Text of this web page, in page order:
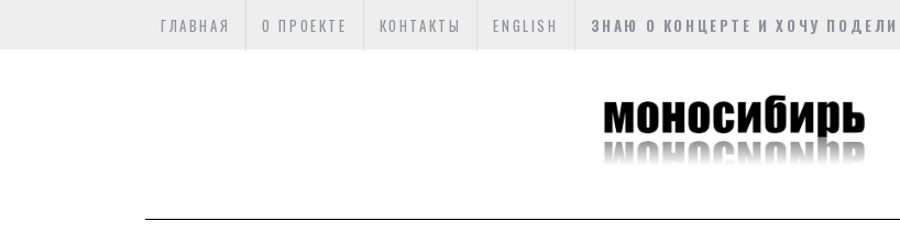
ГЛАВНАЯ О ПРОЕКТЕ КОНТАКТЫ ENGLISH ЗНАЮ О КОНЦЕРТЕ И ХОЧУ